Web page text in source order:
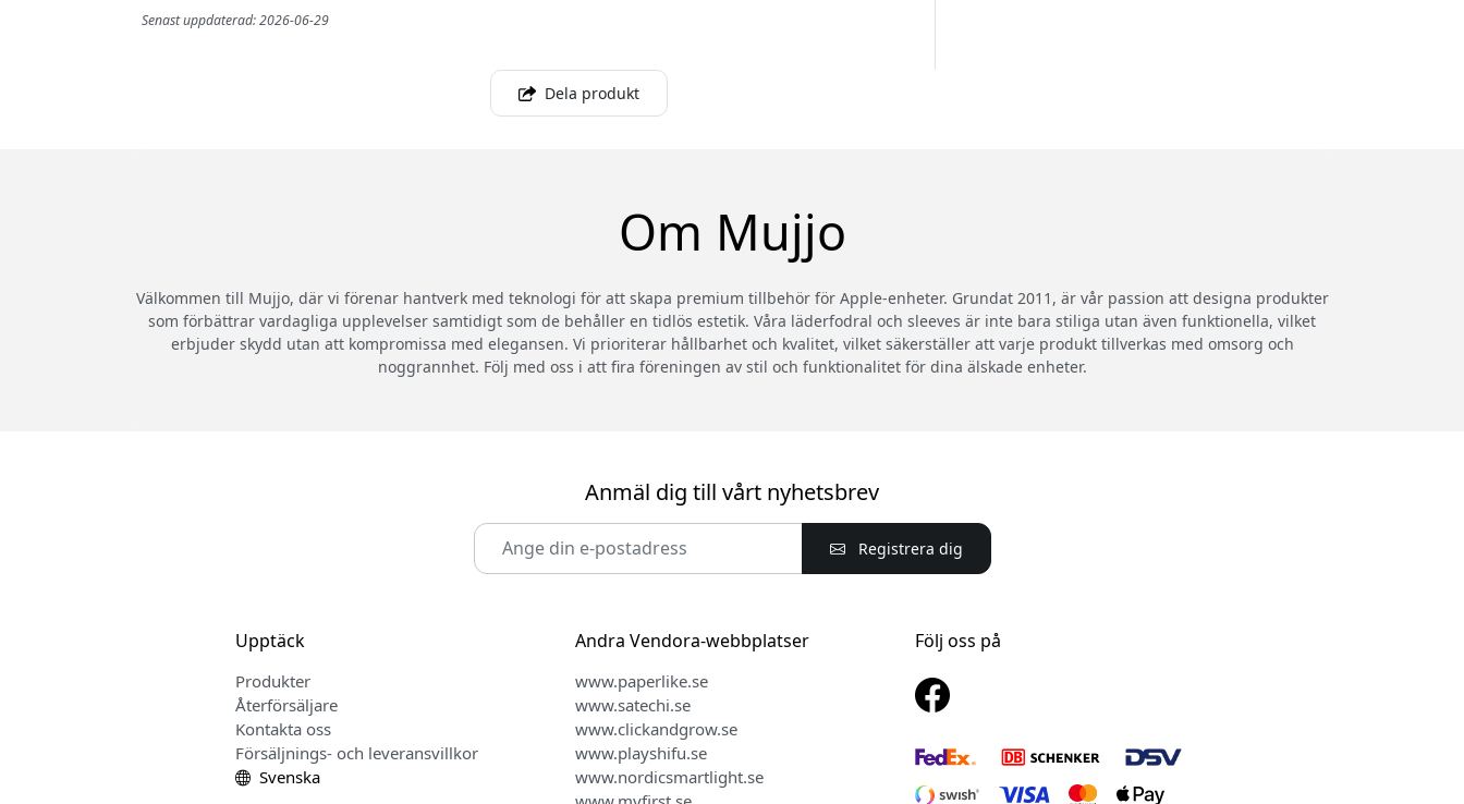
Senast uppdaterad: 2026-06-29
Dela produkt
Om Mujjo
Välkommen till Mujjo, där vi förenar hantverk med teknologi för att skapa premium tillbehör för Apple-enheter. Grundat 2011, är vår passion att designa produkter
som förbättrar vardagliga upplevelser samtidigt som de behåller en tidlös estetik. Våra läderfodral och sleeves är inte bara stiliga utan även funktionella, vilket
erbjuder skydd utan att kompromissa med elegansen. Vi prioriterar hållbarhet och kvalitet, vilket säkerställer att varje produkt tillverkas med omsorg och
noggrannhet. Följ med oss i att fira föreningen av stil och funktionalitet för dina älskade enheter.
Anmäl dig till vårt nyhetsbrev
Registrera dig
Upptäck
Produkter
Återförsäljare
Kontakta oss
Försäljnings- och leveransvillkor
Svenska
Andra Vendora-webbplatser
www.paperlike.se
www.satechi.se
www.clickandgrow.se
www.playshifu.se
www.nordicsmartlight.se
Följ oss på